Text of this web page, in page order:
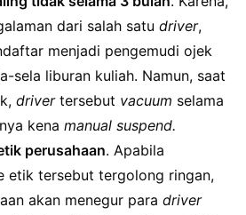
dari salah satu driver,
menjadi pengemudi ojek
sela liburan kuliah. Namun, saat
drivertersebut vacuum selama
kena manual suspend.
perusahaan. Apabila
etik tersebut tergolong ringan,
akan menegur para driver